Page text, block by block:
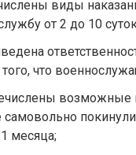
виды
от 2 до 10
что
возможные
самовольно
месяца;